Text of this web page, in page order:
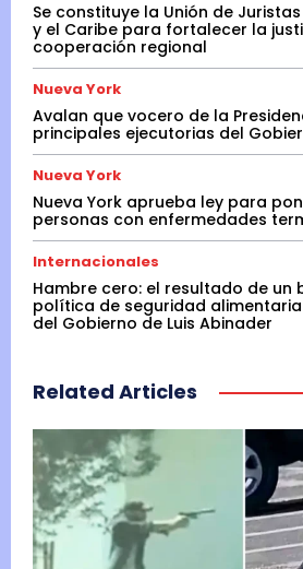
Se constituye la Unión de
y el Caribe para fortalecer la
cooperación regional
Nueva York
Avalan que vocero de la
principales ejecutorias del
Nueva York
Nueva York aprueba ley para
personas con enfermedades
Internacionales
Hambre cero: el resultado de un
política de seguridad
del Gobierno de Luis Abinader
Related Articles